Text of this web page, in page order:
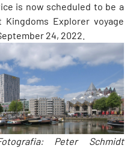
is now scheduled to be a
Kingdoms Explorer voyage
24, 2022.
Peter Schmidt